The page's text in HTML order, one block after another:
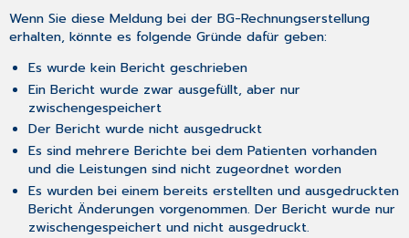
Wenn Sie diese Meldung bei der BG-Rechnungserstellung
erhalten, könnte es folgende Gründe dafür geben:
Es wurde kein Bericht geschrieben
Ein Bericht wurde zwar ausgefüllt, aber nur
zwischengespeichert
Der Bericht wurde nicht ausgedruckt
Es sind mehrere Berichte bei dem Patienten vorhanden
und die Leistungen sind nicht zugeordnet worden
Es wurden bei einem bereits erstellten und ausgedruckten
Bericht Änderungen vorgenommen. Der Bericht wurde nur
zwischengespeichert und nicht ausgedruckt.